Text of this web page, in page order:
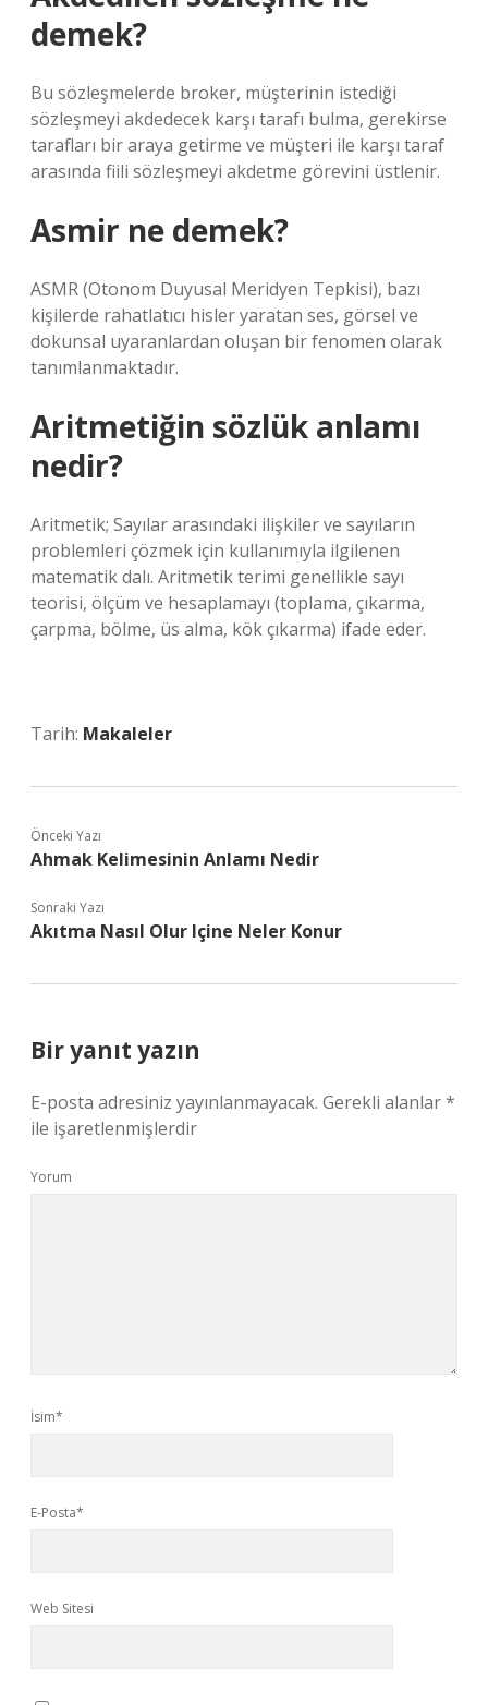
demek?
Bu sözleşmelerde broker, müşterinin istediği
sözleşmeyi akdedecek karşı tarafı bulma, gerekirse
tarafları bir araya getirme ve müşteri ile karşı taraf
arasında fiili sözleşmeyi akdetme görevini üstlenir.
Asmir ne demek?
ASMR (Otonom Duyusal Meridyen Tepkisi), bazı
kişilerde rahatlatıcı hisler yaratan ses, görsel ve
dokunsal uyaranlardan oluşan bir fenomen olarak
tanımlanmaktadır.
Aritmetiğin sözlük anlamı
nedir?
Aritmetik; Sayılar arasındaki ilişkiler ve sayıların
problemleri çözmek için kullanımıyla ilgilenen
matematik dalı. Aritmetik terimi genellikle sayı
teorisi, ölçüm ve hesaplamayı (toplama, çıkarma,
çarpma, bölme, üs alma, kök çıkarma) ifade eder.
Tarih: Makaleler
Önceki Yazı
Ahmak Kelimesinin Anlamı Nedir
Sonraki Yazı
Akıtma Nasıl Olur Içine Neler Konur
Bir yanıt yazın
E-posta adresiniz yayınlanmayacak. Gerekli alanlar*
ile işaretlenmişlerdir
Yorum
İsim*
E-Posta*
Web Sitesi